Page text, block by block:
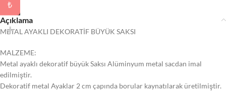
Açıklama
METAL AYAKLI DEKORATİF BÜYÜK SAKSI
MALZEME:
Metal ayaklı dekoratif büyük Saksı Alüminyum metal sacdan imal
edilmiştir.
Dekoratif metal Ayaklar 2 cm çapında borular kaynatılarak üretilmiştir.
₺